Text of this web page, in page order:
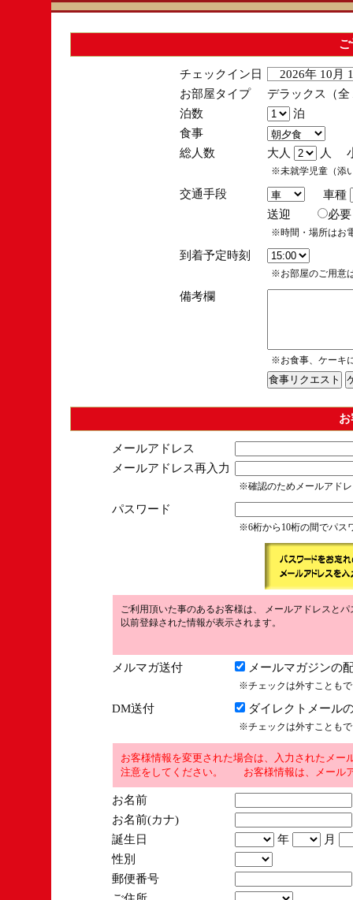
チェックイン日
2026年 10
お部屋タイプ
デラックス（
泊数
泊
食事
総人数
大人 人
※未就学児童（添
交通手段
車種
送迎
※時間・場所はお
到着予定時刻
※お部屋のご用意
備考欄
※お食事、ケーキ
メールアドレス
メールアドレス再入力
※確認のためメールアド
パスワード
※6桁から10桁の間でパス
ご利用頂いた事のあるお客様は、 メールアドレスと
以前登録された情報が表示されます。
メルマガ送付 メールマガジンの
※チェックは外すことも
DM送付 ダイレクトメール
※チェックは外すことも
お客様情報を変更された場合は、入力されたメ
注意をしてください。 お客様情報は、メール
お名前
お名前(カナ)
誕生日
年
月
性別
郵便番号